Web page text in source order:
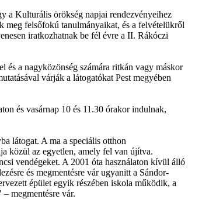
a Kulturális örökség napjai rendezvényeihez
meg felsőfokú tanulmányaikat, és a felvételükről
iratkozhatnak be fél évre a II. Rákóczi
a nagyközönség számára ritkán vagy máskor
várják a látogatókat Pest megyében
és vasárnap 10 és 11.30 órakor indulnak,
látogat. A ma a speciális otthon
közül az egyetlen, amely fel van újítva.
vendégeket. A 2001 óta használaton kívül álló
és megmentésre vár ugyanitt a Sándor-
épület egyik részében iskola működik, a
megmentésre vár.